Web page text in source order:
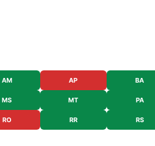
AM AP BA
MS MT PA
RO RR RS